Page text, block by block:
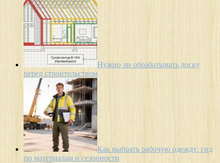
Нужно ли обрабатывать доску
перед строительством
Как выбрать рабочую одежду: гид
по материалам и сезонности